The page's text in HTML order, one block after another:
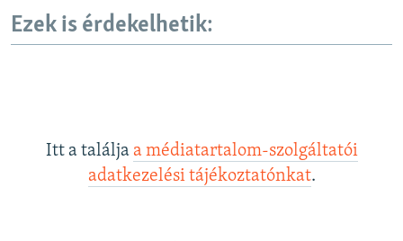
Ezek is érdekelhetik:
Itt a találja a médiatartalom-szolgáltatói
adatkezelési tájékoztatónkat.